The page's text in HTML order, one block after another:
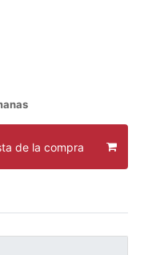
de la compra